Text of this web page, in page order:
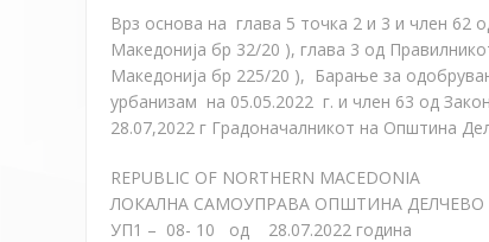
Врз основа на глава 5 точка 2 и 3 и член 62
Македонија бр 32/20 ), глава 3 од
Македонија бр 225/20 ), Барање за
урбанизам на 05.05.2022 г. и член 63 од
28.07,2022 г Градоначалникот на Општина
REPUBLIC OF NORTHERN MACEDONIA
ЛОКАЛНА САМОУПРАВА ОПШТИНА ДЕЛЧЕВО
УП1 – 08- 10 од 28.07.2022 година